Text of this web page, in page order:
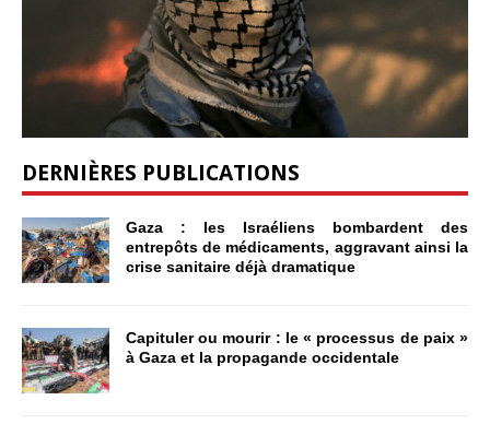
DERNIÈRES PUBLICATIONS
Gaza : les Israéliens bombardent des
entrepôts de médicaments, aggravant ainsi la
crise sanitaire déjà dramatique
Capituler ou mourir : le « processus de paix »
à Gaza et la propagande occidentale